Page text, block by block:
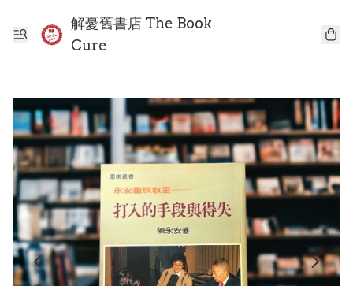
解憂舊書店 The Book
Cure